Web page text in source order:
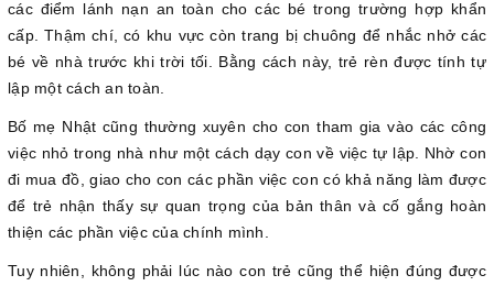
các điểm lánh nạn an toàn cho các bé trong trường hợp khẩn
cấp. Thậm chí, có khu vực còn trang bị chuông để nhắc nhở các
bé về nhà trước khi trời tối. Bằng cách này, trẻ rèn được tính tự
lập một cách an toàn.
Bố mẹ Nhật cũng thường xuyên cho con tham gia vào các công
việc nhỏ trong nhà như một cách dạy con về việc tự lập. Nhờ con
đi mua đồ, giao cho con các phần việc con có khả năng làm được
để trẻ nhận thấy sự quan trọng của bản thân và cố gắng hoàn
thiện các phần việc của chính mình.
Tuy nhiên, không phải lúc nào con trẻ cũng thể hiện đúng được